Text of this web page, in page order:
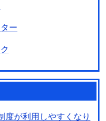
ー
度が利用しやすくなり